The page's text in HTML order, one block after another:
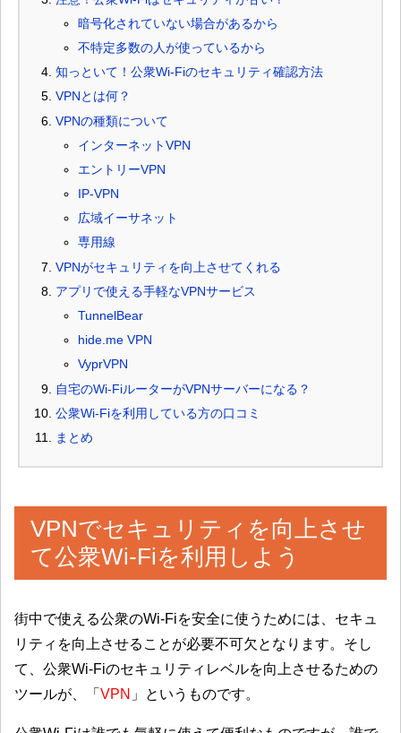
暗号化されていない場合があるから
不特定多数の人が使っているから
知っといて！公衆Wi-Fiのセキュリティ確認方法
VPNとは何？
VPNの種類について
インターネットVPN
エントリーVPN
IP-VPN
広域イーサネット
専用線
VPNがセキュリティを向上させてくれる
アプリで使える手軽なVPNサービス
TunnelBear
hide.me VPN
VyprVPN
自宅のWi-FiルーターがVPNサーバーになる？
公衆Wi-Fiを利用している方の口コミ
まとめ
VPNでセキュリティを向上させ
て公衆Wi-Fiを利用しよう
街中で使える公衆のWi-Fiを安全に使うためには、セキュ
リティを向上させることが必要不可欠となります。そし
て、公衆Wi-Fiのセキュリティレベルを向上させるための
ツールが、「 VPN 」というものです。